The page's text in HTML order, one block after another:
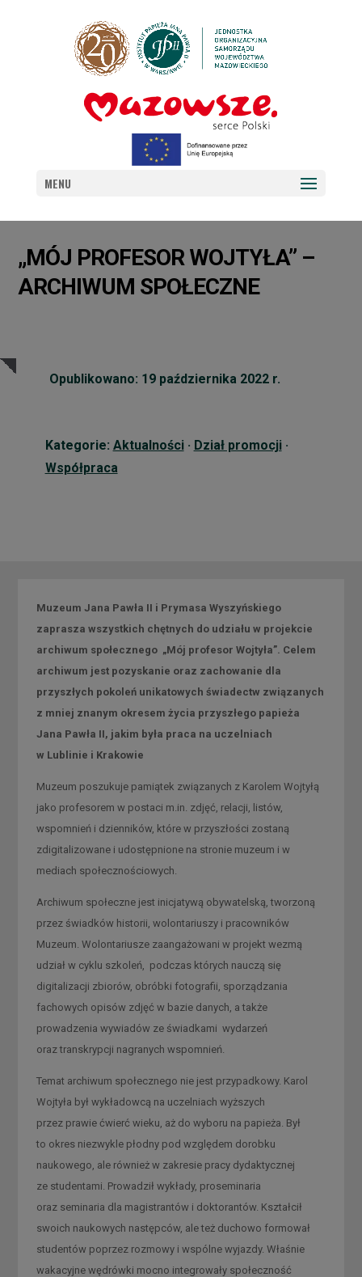
MENU
„MÓJ PROFESOR WOJTYŁA” –
ARCHIWUM SPOŁECZNE
Opublikowano: 19 października 2022 r.
Kategorie: Aktualności· Dział promocji·
Współpraca
Muzeum Jana Pawła II i Prymasa Wyszyńskiego
zaprasza wszystkich chętnych do udziału w projekcie
archiwum społecznego „Mój profesor Wojtyła”. Celem
archiwum jest pozyskanie oraz zachowanie dla
przyszłych pokoleń unikatowych świadectw związanych
z mniej znanym okresem życia przyszłego papieża
Jana Pawła II, jakim była praca na uczelniach
w Lublinie i Krakowie
Muzeum poszukuje pamiątek związanych z Karolem Wojtyłą
jako profesorem w postaci m.in. zdjęć, relacji, listów,
wspomnień i dzienników, które w przyszłości zostaną
zdigitalizowane i udostępnione na stronie muzeum i w
mediach społecznościowych.
Archiwum społeczne jest inicjatywą obywatelską, tworzoną
przez świadków historii, wolontariuszy i pracowników
Muzeum. Wolontariusze zaangażowani w projekt wezmą
udział w cyklu szkoleń, podczas których nauczą się
digitalizacji zbiorów, obróbki fotografii, sporządzania
fachowych opisów zdjęć w bazie danych, a także
prowadzenia wywiadów ze świadkami wydarzeń
oraz transkrypcji nagranych wspomnień.
Temat archiwum społecznego nie jest przypadkowy. Karol
Wojtyła był wykładowcą na uczelniach wyższych
przez prawie ćwierć wieku, aż do wyboru na papieża. Był
to okres niezwykle płodny pod względem dorobku
naukowego, ale również w zakresie pracy dydaktycznej
ze studentami. Prowadził wykłady, proseminaria
oraz seminaria dla magistrantów i doktorantów. Kształcił
swoich naukowych następców, ale też duchowo formował
studentów poprzez rozmowy i wspólne wyjazdy. Właśnie
wakacyjne wędrówki mocno integrowały społeczność